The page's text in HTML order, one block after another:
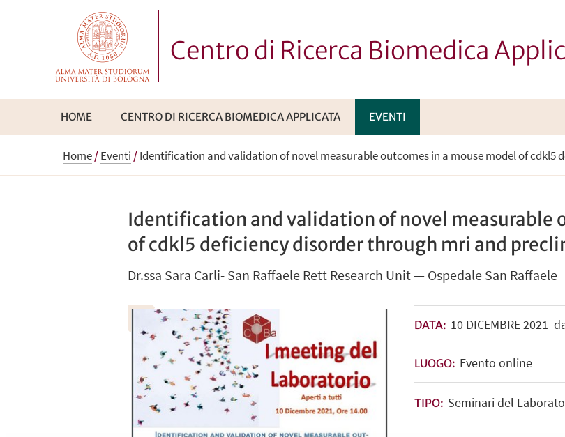
Centro di Ricerca Biomedica
HOME CENTRO DI RICERCA BIOMEDICA APPLICATA EVENTI
Home/Eventi /Identification and validation of novel measurable outcomes in a mouse model of
Identification and validation of novel measurable
of cdkl5 deficiency disorder through mri and
Dr.ssa Sara Carli- San Raffaele Rett Research Unit — Ospedale San Raffaele
DATA: 10 DICEMBRE2021
LUOGO: Evento online
TIPO: Seminari del